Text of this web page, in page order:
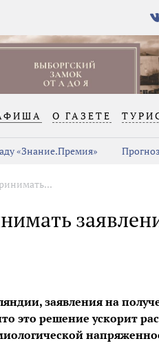
В
О ГАЗЕТЕ
«Знание.Премия»
заявления на
это решение ускорит